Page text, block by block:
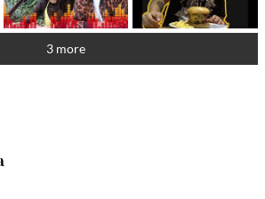
3 more